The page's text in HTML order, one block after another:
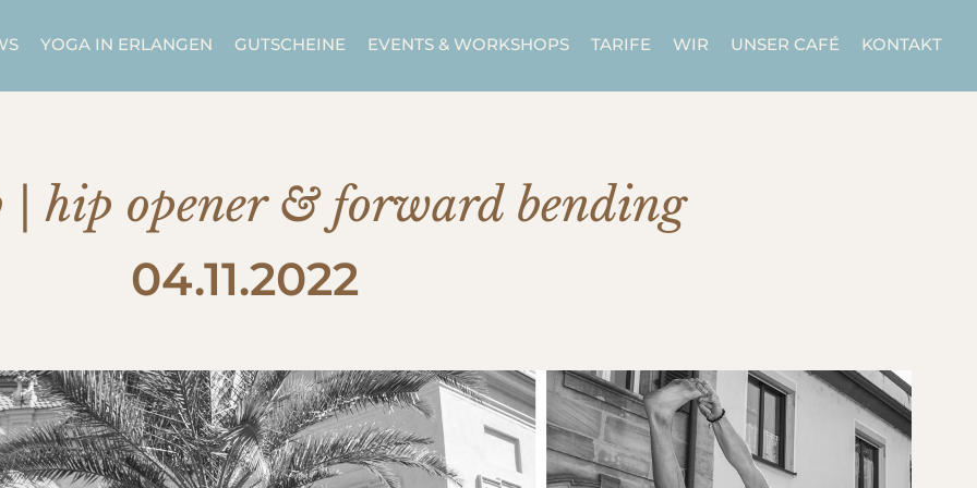
YOGA IN ERLANGEN GUTSCHEINE EVENTS & WORKSHOPS TARIFE WIR UNSER CAFÉ KONTAKT
| hip opener & forward bending
04.11.2022